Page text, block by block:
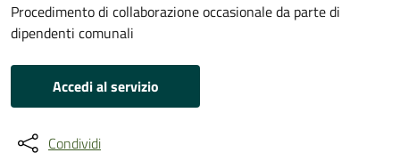
Procedimento di collaborazione occasionale da parte di
dipendenti comunali
Accedi al servizio
Condividi